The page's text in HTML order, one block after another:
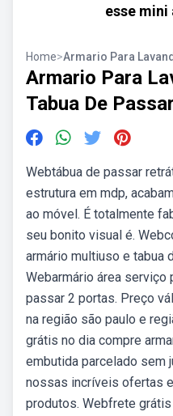
esse mini
Home>Armario Para
Armario Para
Tabua De Passar
Webtábua de passar
estrutura em mdp,
ao móvel. É totalmente
seu bonito visual é.
armário multiuso e tabua
Webarmário área serviço
passar 2 portas. Preço
na região são paulo e
grátis no dia compre
embutida parcelado sem
nossas incríveis ofertas
produtos. Webfrete